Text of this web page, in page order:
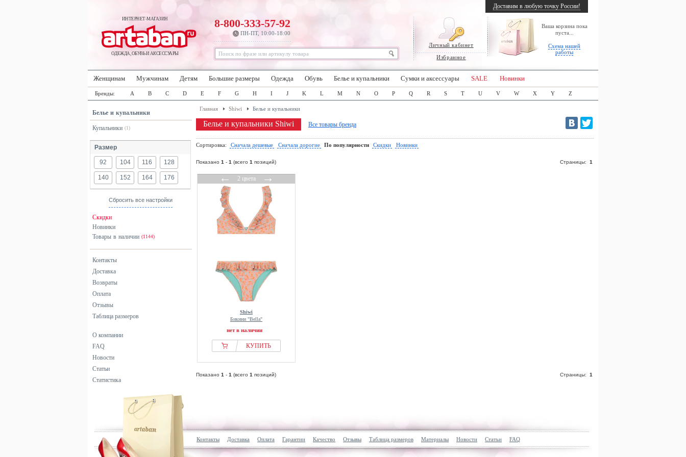
ИНТЕРНЕТ-МАГАЗИН
ОДЕЖДА, ОБУВЬ И АКСЕССУАРЫ
Личный кабинет
Избранное
Ваша корзина пока
пуста...
Схема нашей
работы
8-800-333-57-92
ПН-ПТ, 10:00-18:00
Доставим в любую точку России!
Женщинам Мужчинам Детям Большие размеры Одежда Обувь Белье и купальники Сумки и аксессуары SALE Новинки
Бренды: A B C D E F G H I J K L M N O P Q R S T U V W X Y Z
Белье и купальники
Купальники (1)
Размер
92 104 116 128
140 152 164 176
Сбросить все настройки
Скидки
Новинки
Товары в наличии (1144)
Контакты
Доставка
Возвраты
Оплата
Отзывы
Таблица размеров
О компании
FAQ
Новости
Статьи
Статистика
Главная Shiwi Белье и купальники
Белье и купальники Shiwi Все товары бренда
Сортировка: Сначала дешевые Сначала дорогие По популярности Скидки Новинки
Показано 1 - 1 (всего 1 позиций) Страницы: 1
←2 цвета→
Shiwi
Бикини "Bella"
нет в наличии
КУПИТЬ
Показано 1 - 1 (всего 1 позиций) Страницы: 1
Контакты Доставка Оплата Гарантии Качество Отзывы Таблица размеров Материалы Новости Статьи FAQ